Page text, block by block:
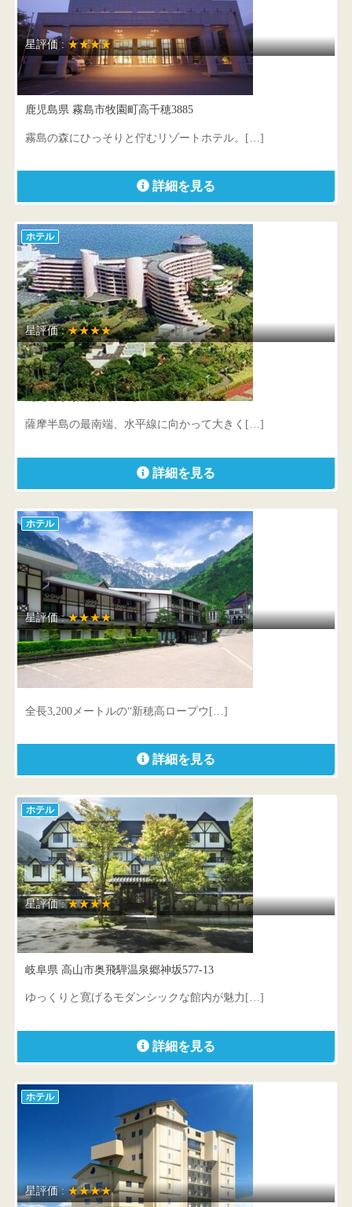
星評価 :★★★★
霧島観光ホテル
鹿児島県 霧島市牧園町高千穂3885
霧島の森にひっそりと佇むリゾートホテル。[…]
詳細を見る
ホテル
星評価 :★★★★
指宿いわさきホテル
鹿児島県 指宿市十二町3805-1
薩摩半島の最南端、水平線に向かって大きく[…]
詳細を見る
ホテル
星評価 :★★★★
ホテル穂高
全長3,200メートルの“新穂高ロープウ[…]
詳細を見る
ホテル
星評価 :★★★★
穂高荘 山のホテル
岐阜県 高山市奥飛騨温泉郷神坂577-13
ゆっくりと寛げるモダンシックな館内が魅力[…]
詳細を見る
ホテル
星評価 :★★★★